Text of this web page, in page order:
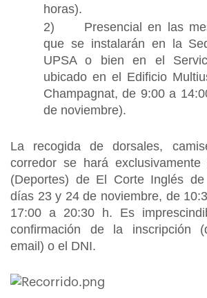
horas).
2) Presencial en las
que se instalarán en la
UPSA o bien en el
ubicado en el Edificio
Champagnat, de 9:00 a
de noviembre).
La recogida de dorsales,
corredor se hará
(Deportes) de El Corte Inglés
días 23 y 24 de noviembre, de
17:00 a 20:30 h. Es
confirmación de la inscripción
email) o el DNI.